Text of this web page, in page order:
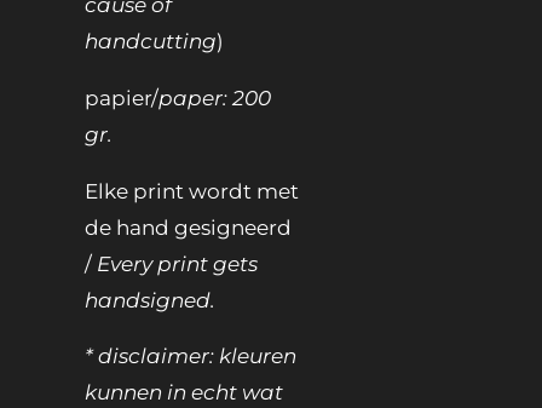
cause of
handcutting)
papier/paper: 200
gr.
Elke print wordt met
de hand gesigneerd
/ Every print gets
handsigned.
* disclaimer: kleuren
kunnen in echt wat